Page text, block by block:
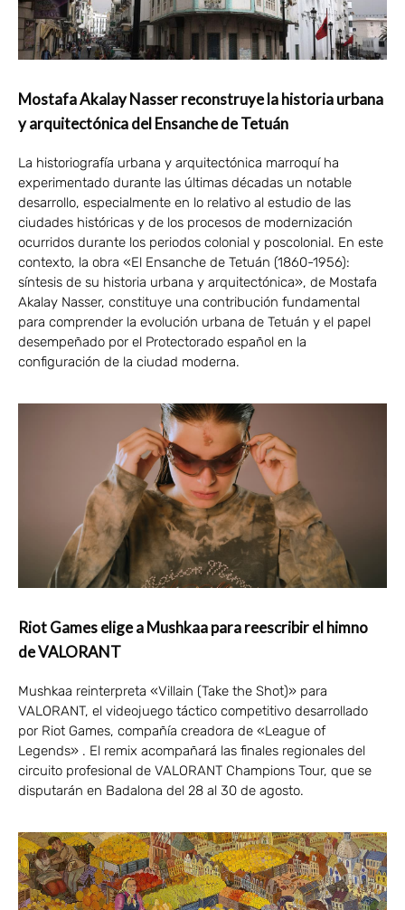
Mostafa Akalay Nasser reconstruye la historia urbana
y arquitectónica del Ensanche de Tetuán
La historiografía urbana y arquitectónica marroquí ha
experimentado durante las últimas décadas un notable
desarrollo, especialmente en lo relativo al estudio de las
ciudades históricas y de los procesos de modernización
ocurridos durante los periodos colonial y poscolonial. En este
contexto, la obra «El Ensanche de Tetuán (1860-1956):
síntesis de su historia urbana y arquitectónica», de Mostafa
Akalay Nasser, constituye una contribución fundamental
para comprender la evolución urbana de Tetuán y el papel
desempeñado por el Protectorado español en la
configuración de la ciudad moderna.
Riot Games elige a Mushkaa para reescribir el himno
de VALORANT
Mushkaa reinterpreta «Villain (Take the Shot)» para
VALORANT, el videojuego táctico competitivo desarrollado
por Riot Games, compañía creadora de «League of
Legends» . El remix acompañará las finales regionales del
circuito profesional de VALORANT Champions Tour, que se
disputarán en Badalona del 28 al 30 de agosto.